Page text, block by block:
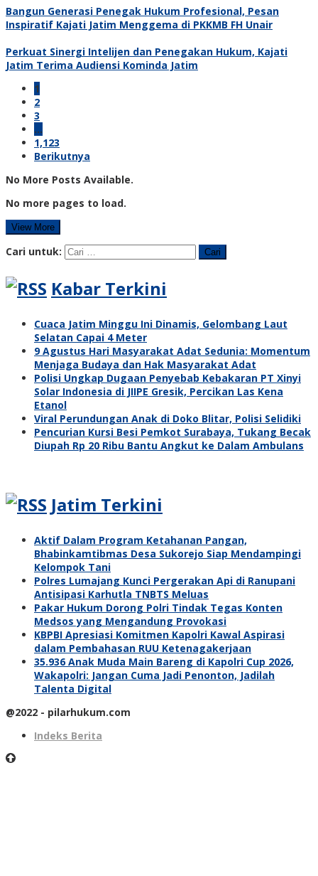
Bangun Generasi Penegak Hukum Profesional, Pesan
Inspiratif Kajati Jatim Menggema di PKKMB FH Unair
Perkuat Sinergi Intelijen dan Penegakan Hukum, Kajati
Jatim Terima Audiensi Kominda Jatim
1
2
3
…
1,123
Berikutnya
No More Posts Available.
No more pages to load.
View More
Cari untuk:
Kabar Terkini
Cuaca Jatim Minggu Ini Dinamis, Gelombang Laut
Selatan Capai 4 Meter
9 Agustus Hari Masyarakat Adat Sedunia: Momentum
Menjaga Budaya dan Hak Masyarakat Adat
Polisi Ungkap Dugaan Penyebab Kebakaran PT Xinyi
Solar Indonesia di JIIPE Gresik, Percikan Las Kena
Etanol
Viral Perundungan Anak di Doko Blitar, Polisi Selidiki
Pencurian Kursi Besi Pemkot Surabaya, Tukang Becak
Diupah Rp 20 Ribu Bantu Angkut ke Dalam Ambulans
Jatim Terkini
Aktif Dalam Program Ketahanan Pangan,
Bhabinkamtibmas Desa Sukorejo Siap Mendampingi
Kelompok Tani
Polres Lumajang Kunci Pergerakan Api di Ranupani
Antisipasi Karhutla TNBTS Meluas
Pakar Hukum Dorong Polri Tindak Tegas Konten
Medsos yang Mengandung Provokasi
KBPBI Apresiasi Komitmen Kapolri Kawal Aspirasi
dalam Pembahasan RUU Ketenagakerjaan
35.936 Anak Muda Main Bareng di Kapolri Cup 2026,
Wakapolri: Jangan Cuma Jadi Penonton, Jadilah
Talenta Digital
@2022 - pilarhukum.com
Indeks Berita